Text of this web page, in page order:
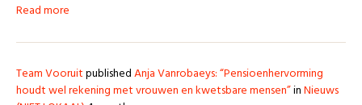
Read more
Team VooruitpublishedAnja Vanrobaeys: “Pensioenhervorming
houdt wel rekening met vrouwen en kwetsbare mensen”inNieuws